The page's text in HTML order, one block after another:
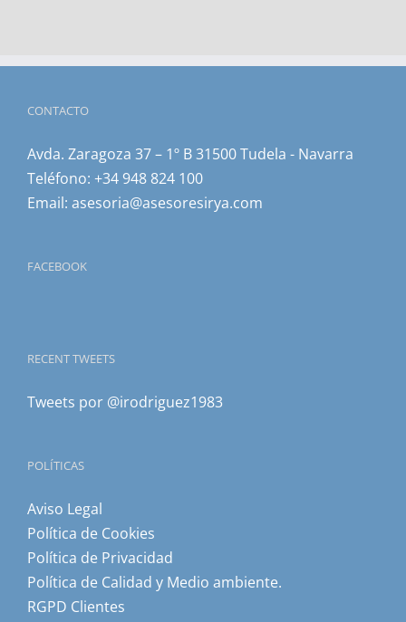
CONTACTO
Avda. Zaragoza 37 – 1º B 31500 Tudela - Navarra
Teléfono: +34 948 824 100
Email: asesoria@asesoresirya.com
FACEBOOK
RECENT TWEETS
Tweets por @irodriguez1983
POLÍTICAS
Aviso Legal
Política de Cookies
Política de Privacidad
Política de Calidad y Medio ambiente.
RGPD Clientes